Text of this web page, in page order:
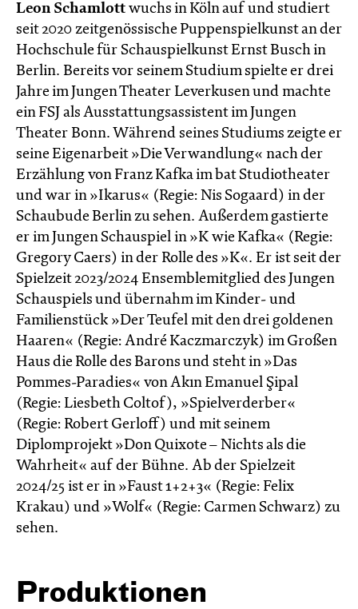
Leon Schamlott wuchs in Köln auf und studiert
seit 2020 zeitgenössische Puppenspielkunst an der
Hochschule für Schauspielkunst Ernst Busch in
Berlin. Bereits vor seinem Studium spielte er drei
Jahre im Jungen Theater Leverkusen und machte
ein FSJ als Ausstattungsassistent im Jungen
Theater Bonn. Während seines Studiums zeigte er
seine Eigenarbeit »Die Verwandlung« nach der
Erzählung von Franz Kafka im bat Studiotheater
und war in »Ikarus« (Regie: Nis Sogaard) in der
Schaubude Berlin zu sehen. Außerdem gastierte
er im Jungen Schauspiel in »K wie Kafka« (Regie:
Gregory Caers) in der Rolle des »K«. Er ist seit der
Spielzeit 2023/2024 Ensemblemitglied des Jungen
Schauspiels und übernahm im Kinder- und
Familienstück »Der Teufel mit den drei goldenen
Haaren« (Regie: André Kaczmarczyk) im Großen
Haus die Rolle des Barons und steht in »Das
Pommes-Paradies« von Akın Emanuel Şipal
(Regie: Liesbeth Coltof), »Spielverderber«
(Regie: Robert Gerloff) und mit seinem
Diplomprojekt »Don Quixote – Nichts als die
Wahrheit« auf der Bühne. Ab der Spielzeit
2024/25 ist er in »Faust 1+2+3« (Regie: Felix
Krakau) und »Wolf« (Regie: Carmen Schwarz) zu
sehen.
Produktionen